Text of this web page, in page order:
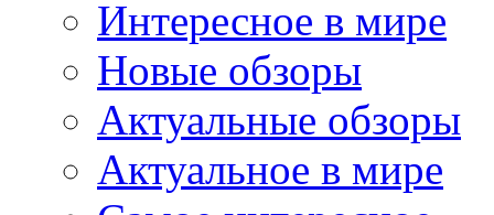
Интересное в мире
Новые обзоры
Актуальные обзоры
Актуальное в мире